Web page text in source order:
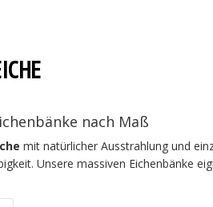
nach Maß
mit natürlicher Ausstrahlung und
Unsere massiven Eichenbänke